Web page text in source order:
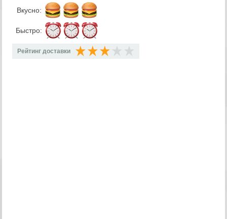
Вкусно:
Быстро:
Рейтинг доставки